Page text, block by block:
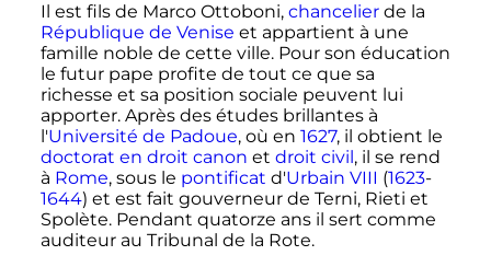
Il est fils de Marco Ottoboni, chancelierde la
République de Venise et appartient à une
famille noble de cette ville. Pour son éducation
le futur pape profite de tout ce que sa
richesse et sa position sociale peuvent lui
apporter. Après des études brillantes à
l'Université de Padoue, où en 1627, il obtient le
doctorat en droit canon et droit civil , il se rend
à Rome, sous le pontificat d'Urbain VIII (1623-
1644) et est fait gouverneur de Terni, Rieti et
Spolète. Pendant quatorze ans il sert comme
auditeur au Tribunal de la Rote.